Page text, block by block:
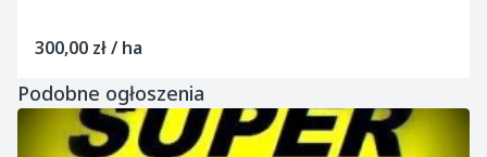
300,00 zł / ha
Podobne ogłoszenia